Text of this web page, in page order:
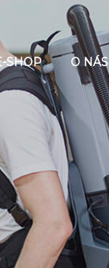
SHOP O NÁS